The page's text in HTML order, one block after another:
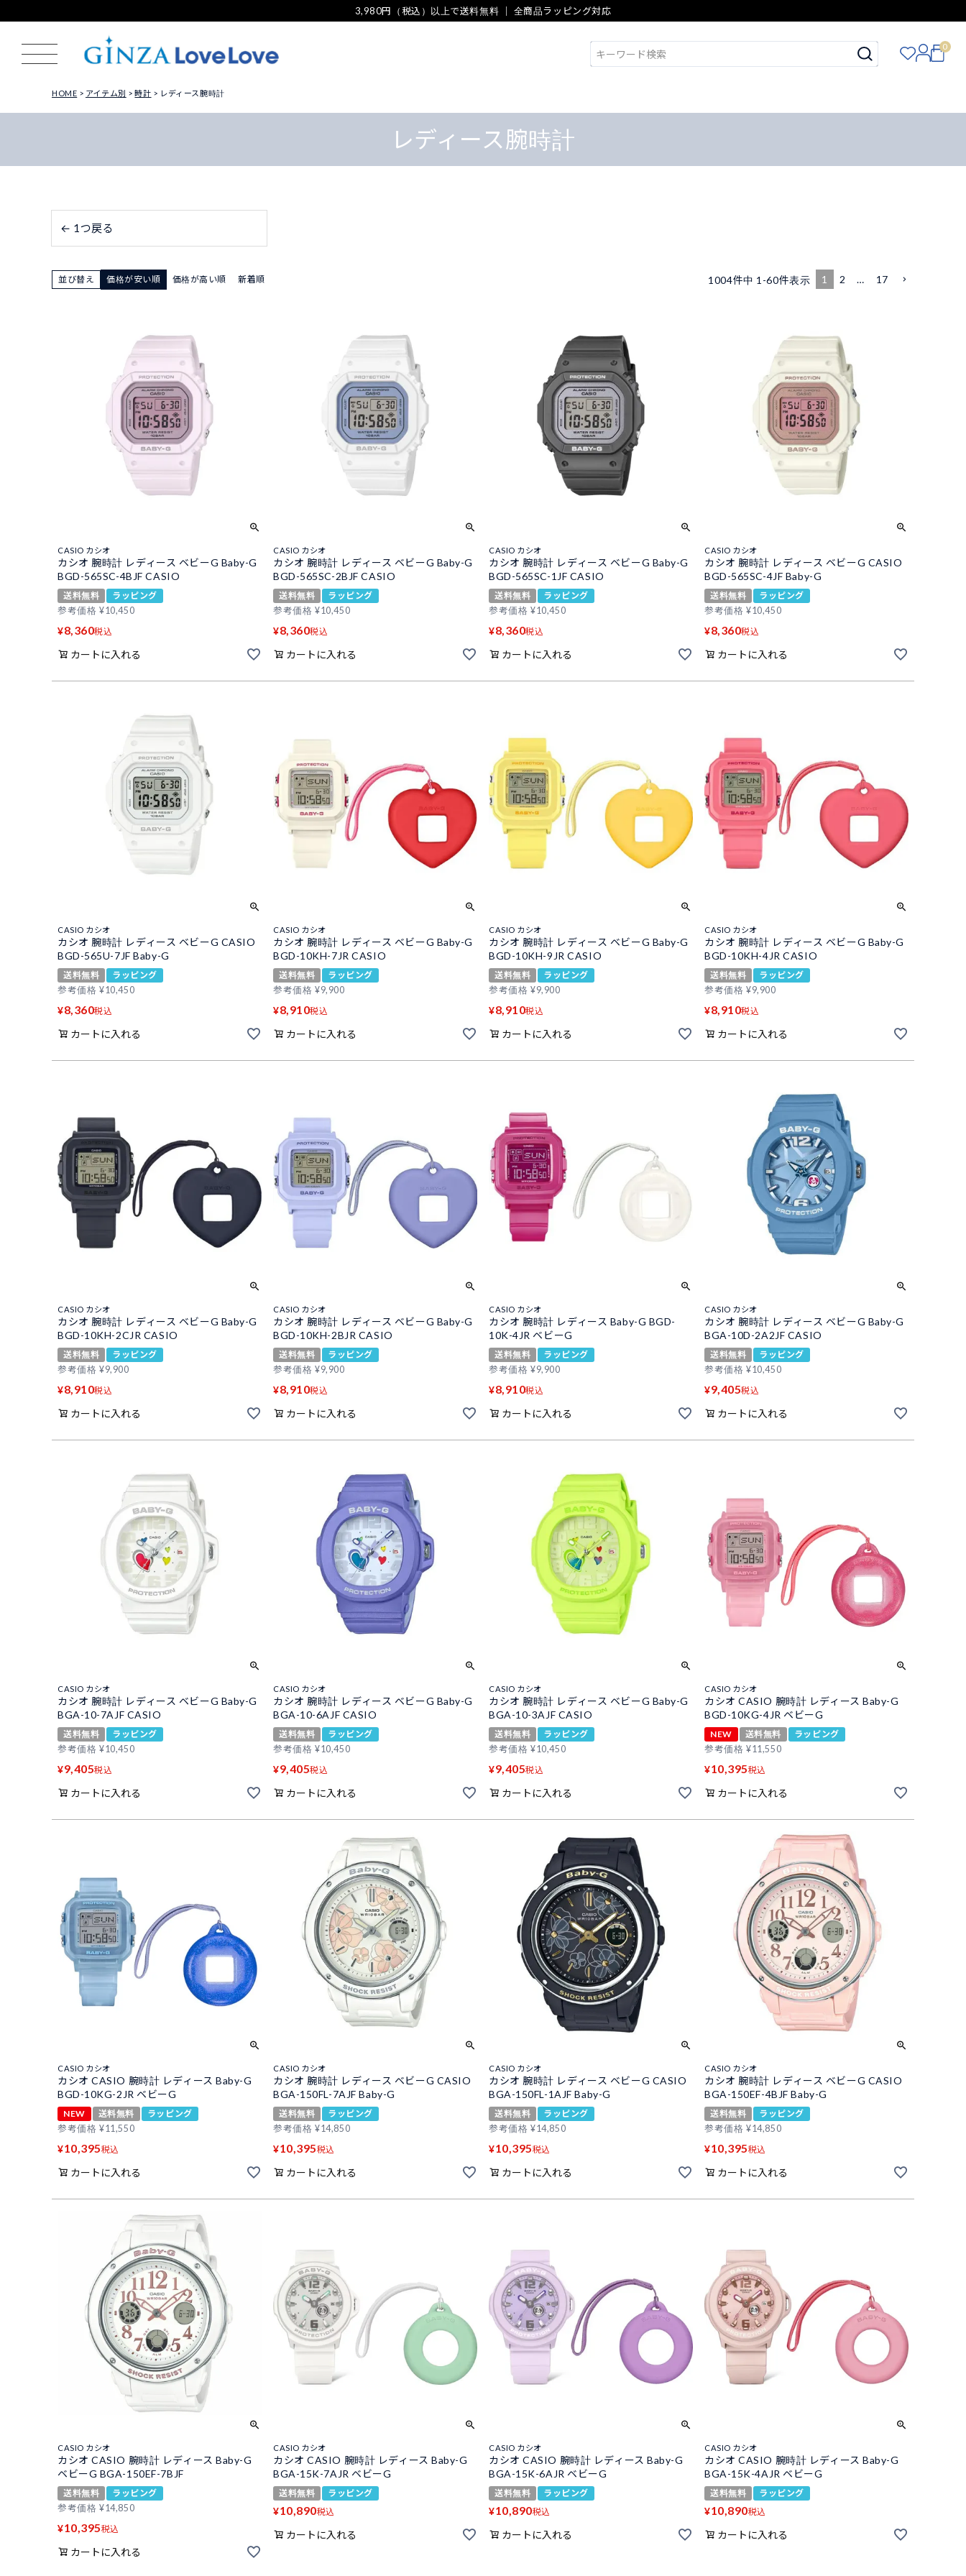
3,980円（税込）以上で送料無料 ｜ 全商品ラッピング対応
0
HOME アイテム別 時計 レディース腕時計
レディース腕時計
← 1つ戻る
並び替え 価格が安い順 価格が高い順 新着順 1004件中 1 -60件表示 1 2 … 17
CASIO カシオ
カシオ 腕時計 レディース ベビーG Baby-G
BGD-565SC-4BJF CASIO
送料無料
ラッピング
参考価格 ¥10,450
¥8,360税込
カートに入れる
CASIO カシオ
カシオ 腕時計 レディース ベビーG Baby-G
BGD-565SC-2BJF CASIO
送料無料
ラッピング
参考価格 ¥10,450
¥8,360税込
カートに入れる
CASIO カシオ
カシオ 腕時計 レディース ベビーG Baby-G
BGD-565SC-1JF CASIO
送料無料
ラッピング
参考価格 ¥10,450
¥8,360税込
カートに入れる
CASIO カシオ
カシオ 腕時計 レディース ベビーG CASIO
BGD-565SC-4JF Baby-G
送料無料
ラッピング
参考価格 ¥10,450
¥8,360税込
カートに入れる
CASIO カシオ
カシオ 腕時計 レディース ベビーG CASIO
BGD-565U-7JF Baby-G
送料無料
ラッピング
参考価格 ¥10,450
¥8,360税込
カートに入れる
CASIO カシオ
カシオ 腕時計 レディース ベビーG Baby-G
BGD-10KH-7JR CASIO
送料無料
ラッピング
参考価格 ¥9,900
¥8,910税込
カートに入れる
CASIO カシオ
カシオ 腕時計 レディース ベビーG Baby-G
BGD-10KH-9JR CASIO
送料無料
ラッピング
参考価格 ¥9,900
¥8,910税込
カートに入れる
CASIO カシオ
カシオ 腕時計 レディース ベビーG Baby-G
BGD-10KH-4JR CASIO
送料無料
ラッピング
参考価格 ¥9,900
¥8,910税込
カートに入れる
CASIO カシオ
カシオ 腕時計 レディース ベビーG Baby-G
BGD-10KH-2CJR CASIO
送料無料
ラッピング
参考価格 ¥9,900
¥8,910税込
カートに入れる
CASIO カシオ
カシオ 腕時計 レディース ベビーG Baby-G
BGD-10KH-2BJR CASIO
送料無料
ラッピング
参考価格 ¥9,900
¥8,910税込
カートに入れる
CASIO カシオ
カシオ 腕時計 レディース Baby-G BGD-
10K-4JR ベビーG
送料無料
ラッピング
参考価格 ¥9,900
¥8,910税込
カートに入れる
CASIO カシオ
カシオ 腕時計 レディース ベビーG Baby-G
BGA-10D-2A2JF CASIO
送料無料
ラッピング
参考価格 ¥10,450
¥9,405税込
カートに入れる
CASIO カシオ
カシオ 腕時計 レディース ベビーG Baby-G
BGA-10-7AJF CASIO
送料無料
ラッピング
参考価格 ¥10,450
¥9,405税込
カートに入れる
CASIO カシオ
カシオ 腕時計 レディース ベビーG Baby-G
BGA-10-6AJF CASIO
送料無料
ラッピング
参考価格 ¥10,450
¥9,405税込
カートに入れる
CASIO カシオ
カシオ 腕時計 レディース ベビーG Baby-G
BGA-10-3AJF CASIO
送料無料
ラッピング
参考価格 ¥10,450
¥9,405税込
カートに入れる
CASIO カシオ
カシオ CASIO 腕時計 レディース Baby-G
BGD-10KG-4JR ベビーG
NEW 送料無料
ラッピング
参考価格 ¥11,550
¥10,395税込
カートに入れる
CASIO カシオ
カシオ CASIO 腕時計 レディース Baby-G
BGD-10KG-2JR ベビーG
NEW 送料無料
ラッピング
参考価格 ¥11,550
¥10,395税込
カートに入れる
CASIO カシオ
カシオ 腕時計 レディース ベビーG CASIO
BGA-150FL-7AJF Baby-G
送料無料
ラッピング
参考価格 ¥14,850
¥10,395税込
カートに入れる
CASIO カシオ
カシオ 腕時計 レディース ベビーG CASIO
BGA-150FL-1AJF Baby-G
送料無料
ラッピング
参考価格 ¥14,850
¥10,395税込
カートに入れる
CASIO カシオ
カシオ 腕時計 レディース ベビーG CASIO
BGA-150EF-4BJF Baby-G
送料無料
ラッピング
参考価格 ¥14,850
¥10,395税込
カートに入れる
CASIO カシオ
カシオ CASIO 腕時計 レディース Baby-G
ベビーG BGA-150EF-7BJF
送料無料
ラッピング
参考価格 ¥14,850
¥10,395税込
カートに入れる
CASIO カシオ
カシオ CASIO 腕時計 レディース Baby-G
BGA-15K-7AJR ベビーG
送料無料 ラッピング
¥10,890税込
カートに入れる
CASIO カシオ
カシオ CASIO 腕時計 レディース Baby-G
BGA-15K-6AJR ベビーG
送料無料 ラッピング
¥10,890税込
カートに入れる
CASIO カシオ
カシオ CASIO 腕時計 レディース Baby-G
BGA-15K-4AJR ベビーG
送料無料 ラッピング
¥10,890税込
カートに入れる